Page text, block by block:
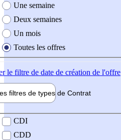
Une semaine
Deux semaines
Un mois
Toutes les offres
le filtre de date de création de l'offre
filtres de types de Contrat
contrat
CDI
CDD